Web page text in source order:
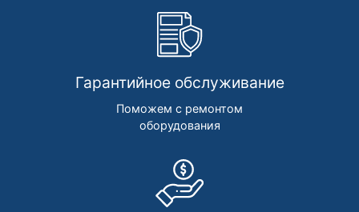
Гарантийное обслуживание
Поможем с ремонтом
оборудования